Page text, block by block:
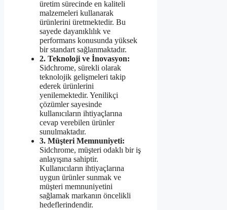
üretim sürecinde en kaliteli
malzemeleri kullanarak
ürünlerini üretmektedir. Bu
sayede dayanıklılık ve
performans konusunda yüksek
bir standart sağlanmaktadır.
2. Teknoloji ve İnovasyon:
Sidchrome, sürekli olarak
teknolojik gelişmeleri takip
ederek ürünlerini
yenilemektedir. Yenilikçi
çözümler sayesinde
kullanıcıların ihtiyaçlarına
cevap verebilen ürünler
sunulmaktadır.
3. Müşteri Memnuniyeti:
Sidchrome, müşteri odaklı bir iş
anlayışına sahiptir.
Kullanıcıların ihtiyaçlarına
uygun ürünler sunmak ve
müşteri memnuniyetini
sağlamak markanın öncelikli
hedeflerindendir.